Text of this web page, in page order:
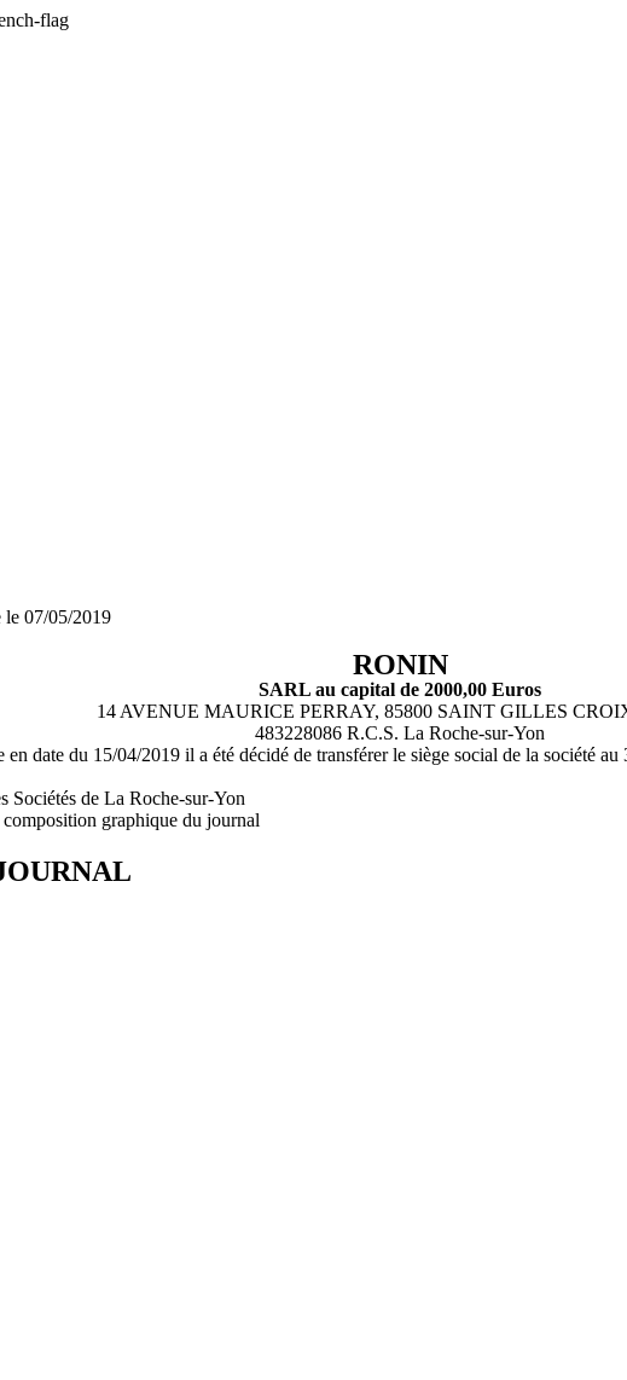
le 07/05/2019
RONIN
SARL au capital de 2000,00 Euros
14 AVENUE MAURICE PERRAY, 85800 SAINT GILLES
483228086 R.C.S. La Roche-sur-Yon
en date du 15/04/2019 il a été décidé de transférer le siège social de la
Sociétés de La Roche-sur-Yon
graphique du journal